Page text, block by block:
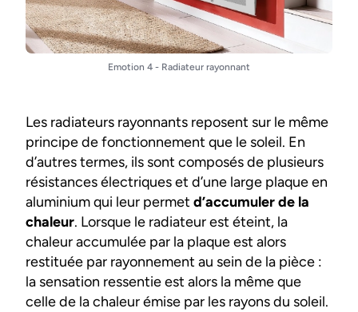
Emotion 4 - Radiateur rayonnant
Les radiateurs rayonnants reposent sur le même
principe de fonctionnement que le soleil. En
d’autres termes, ils sont composés de plusieurs
résistances électriques et d’une large plaque en
aluminium qui leur permet d’accumuler de la
chaleur. Lorsque le radiateur est éteint, la
chaleur accumulée par la plaque est alors
restituée par rayonnement au sein de la pièce :
la sensation ressentie est alors la même que
celle de la chaleur émise par les rayons du soleil.